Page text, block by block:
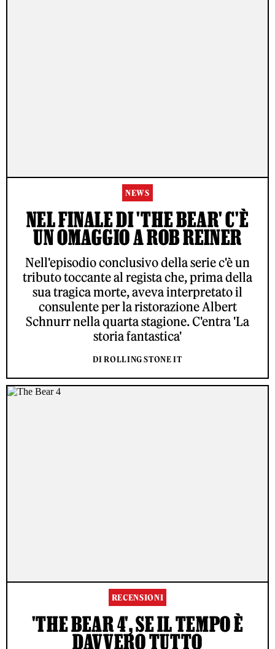
NEWS
NEL FINALE DI 'THE BEAR' C'È
UN OMAGGIO A ROB REINER
Nell'episodio conclusivo della serie c'è un
tributo toccante al regista che, prima della
sua tragica morte, aveva interpretato il
consulente per la ristorazione Albert
Schnurr nella quarta stagione. C'entra 'La
storia fantastica'
DI ROLLING STONE IT
RECENSIONI
'THE BEAR 4', SE IL TEMPO È
DAVVERO TUTTO